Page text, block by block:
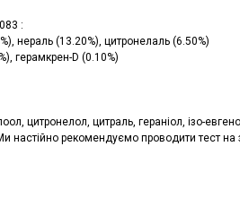
:
нераль (13.20%), цитронелаль (6.50%)
герамкрен-D (0.10%)
цитронелол, цитраль, гераніол, ізо-
настійно рекомендуємо проводити тест на